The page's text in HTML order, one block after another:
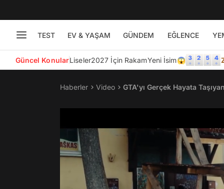
TEST EV & YAŞAM GÜNDEM EĞLENCE
Güncel KonularLiseler2027 İçin RakamYeni İsim😱
Haberler Video GTA'yı Gerçek Hayata